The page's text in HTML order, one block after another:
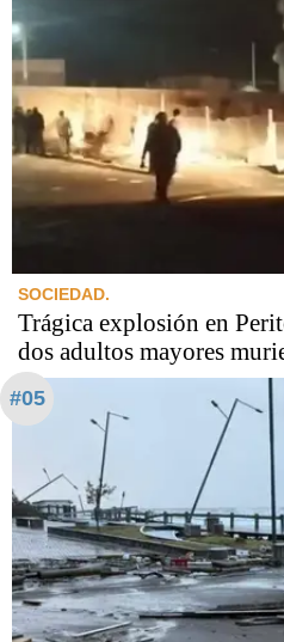
SOCIEDAD.
Trágica explosión en
dos adultos mayores
#05